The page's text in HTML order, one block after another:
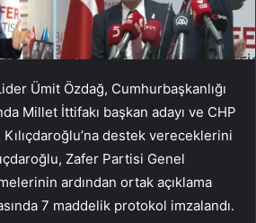
Ümit Özdağ, Cumhurbaşkanlığı
Millet İttifakı başkan adayı ve CHP
Kılıçdaroğlu’na destek vereceklerini
Zafer Partisi Genel
ardından ortak açıklama
7 maddelik protokol imzalandı.